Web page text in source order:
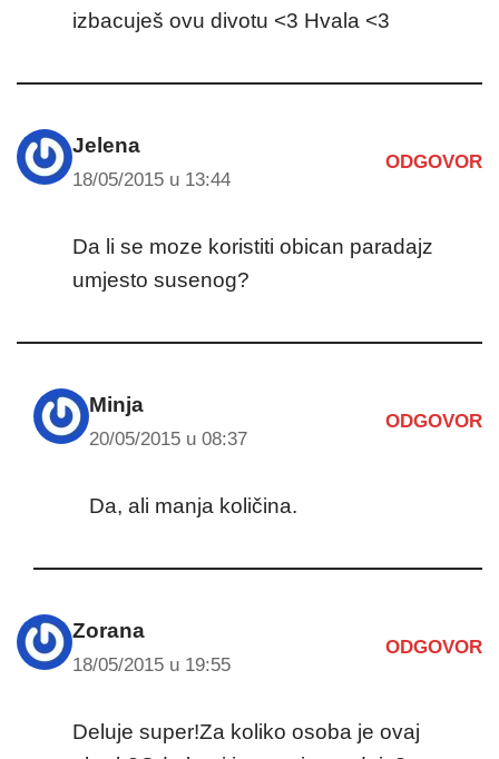
izbacuješ ovu divotu <3 Hvala <3
Jelena
18/05/2015 u 13:44
ODGOVOR
Da li se moze koristiti obican paradajz
umjesto susenog?
Minja
20/05/2015 u 08:37
ODGOVOR
Da, ali manja količina.
Zorana
18/05/2015 u 19:55
ODGOVOR
Deluje super!Za koliko osoba je ovaj